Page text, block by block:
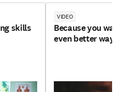
skills
VIDEO
Because you
even better